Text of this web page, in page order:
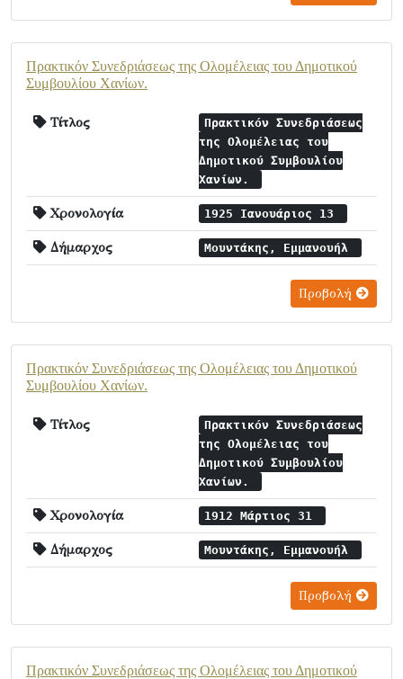
Πρακτικόν Συνεδριάσεως της Ολομέλειας του Δημοτικού
Συμβουλίου Χανίων.
Τίτλος
Πρακτικόν Συνεδριάσεως
της Ολομέλειας του
Δημοτικού Συμβουλίου
Χανίων.
Χρονολογία 1925 Ιανουάριος 13
Δήμαρχος Μουντάκης, Εμμανουήλ
Προβολή
Πρακτικόν Συνεδριάσεως της Ολομέλειας του Δημοτικού
Συμβουλίου Χανίων.
Τίτλος
Πρακτικόν Συνεδριάσεως
της Ολομέλειας του
Δημοτικού Συμβουλίου
Χανίων.
Χρονολογία 1912 Μάρτιος 31
Δήμαρχος Μουντάκης, Εμμανουήλ
Προβολή
Πρακτικόν Συνεδριάσεως της Ολομέλειας του Δημοτικού